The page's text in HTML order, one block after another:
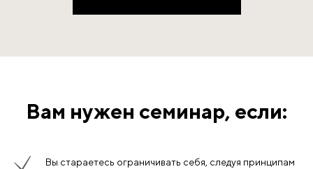
Вам нужен семинар, если:
Вы стараетесь ограничивать себя, следуя принципам